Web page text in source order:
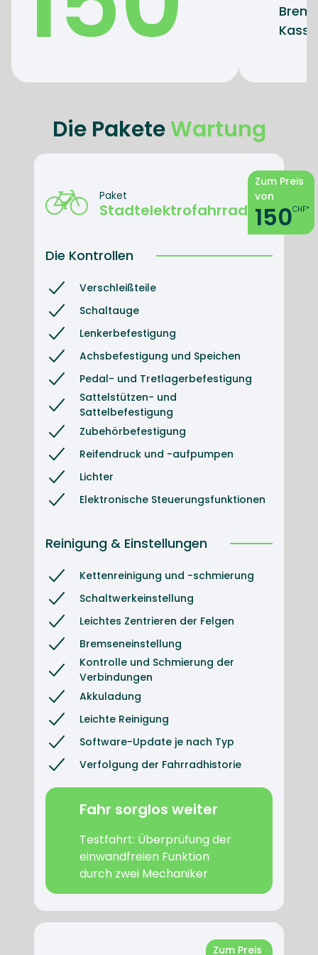
Die PaketeWartung
Paket
Stadtelektrofahrrad
Zum Preis
von
150CHF*
Die Kontrollen
Verschleißteile
Schaltauge
Lenkerbefestigung
Achsbefestigung und Speichen
Pedal- und Tretlagerbefestigung
Sattelstützen- und
Sattelbefestigung
Zubehörbefestigung
Reifendruck und -aufpumpen
Lichter
Elektronische Steuerungsfunktionen
Reinigung & Einstellungen
Kettenreinigung und -schmierung
Schaltwerkeinstellung
Leichtes Zentrieren der Felgen
Bremseneinstellung
Kontrolle und Schmierung der
Verbindungen
Akkuladung
Leichte Reinigung
Software-Update je nach Typ
Verfolgung der Fahrradhistorie
Fahr sorglos weiter
Testfahrt: Überprüfung der
einwandfreien Funktion
durch zwei Mechaniker
Zum Preis